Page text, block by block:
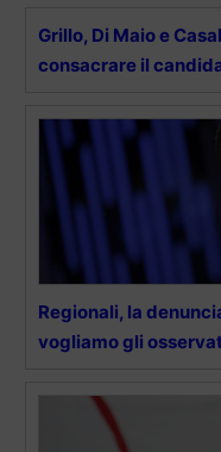
Grillo, Di Maio e
consacrare il
Regionali, la
vogliamo gli